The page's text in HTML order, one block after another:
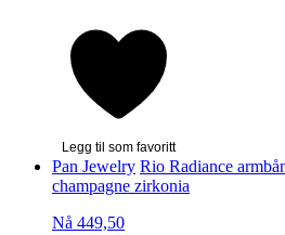
Legg til som favoritt
Pan Jewelry Rio Radiance
champagne zirkonia
Nå 449,50